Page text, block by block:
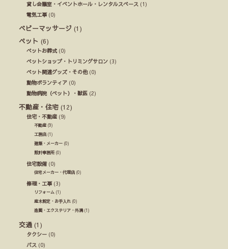
貸し会議室・イベントホール・レンタルスペース (1)
電気工事(0)
ベビーマッサージ (1)
ペット (6)
ペットお葬式(0)
ペットショップ・トリミングサロン (3)
ペット関連グッズ・その他(0)
動物ボランティア (0)
動物病院（ペット）・獣医 (2)
不動産・住宅 (12)
住宅・不動産 (9)
不動産 (9)
工務店 (1)
建築・メーカー (0)
設計事務所(0)
住宅設備(0)
住宅メーカー・代理店 (0)
修理・工事(3)
リフォーム (1)
庭木剪定・お手入れ (0)
造園・エクステリア・外溝(1)
交通 (1)
タクシー (0)
バス (0)